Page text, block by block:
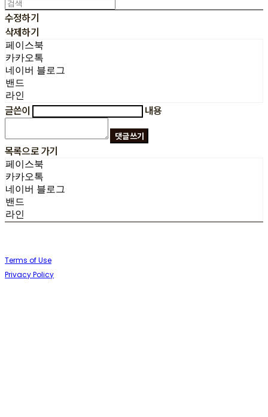
수정하기
삭제하기
페이스북
카카오톡
네이버 블로그
밴드
라인
글쓴이 내용
댓글 쓰기
목록으로 가기
페이스북
카카오톡
네이버 블로그
밴드
라인
Terms of Use
Privacy Policy